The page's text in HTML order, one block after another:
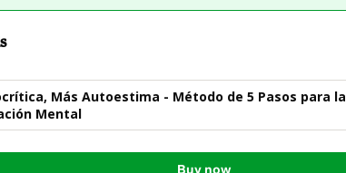
Más Autoestima - Método de 5 Pasos para la
Mental